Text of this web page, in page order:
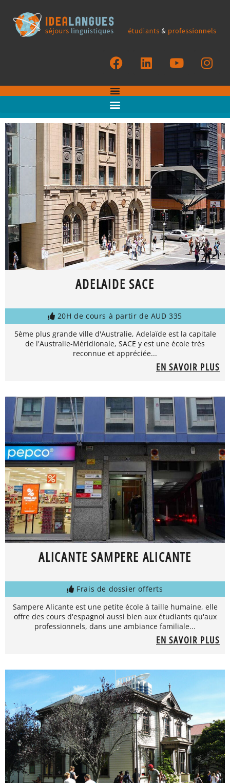
ADELAIDE SACE
20H de cours à partir de AUD 335
5ème plus grande ville d'Australie, Adelaïde est la capitale
de l'Australie-Méridionale, SACE y est une école très
reconnue et appréciée...
EN SAVOIR PLUS
ALICANTE SAMPERE ALICANTE
Frais de dossier offerts
Sampere Alicante est une petite école à taille humaine, elle
offre des cours d'espagnol aussi bien aux étudiants qu'aux
professionnels, dans une ambiance familiale...
EN SAVOIR PLUS